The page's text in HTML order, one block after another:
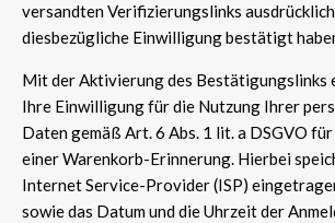
versandten Verifizierungslinks
diesbezügliche Einwilligung bestätigt
Mit der Aktivierung des Bestätigungslinks
Ihre Einwilligung für die Nutzung Ihrer
Daten gemäß Art. 6 Abs. 1 lit. a DSGVO
einer Warenkorb-Erinnerung. Hierbei
Internet Service-Provider (ISP)
sowie das Datum und die Uhrzeit der